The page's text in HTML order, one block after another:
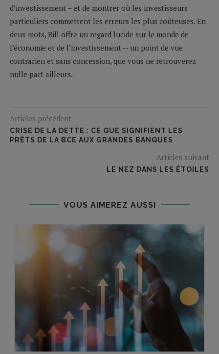
d’investissement – et de montrer où les investisseurs
particuliers commettent les erreurs les plus coûteuses. En
deux mots, Bill offre un regard lucide sur le monde de
l’économie et de l’investissement -- un point de vue
contrarien et sans concession, que vous ne retrouverez
nulle part ailleurs.
Articles précédent
CRISE DE LA DETTE : CE QUE SIGNIFIENT LES
PRÊTS DE LA BCE AUX GRANDES BANQUES
Articles suivant
LE NEZ DANS LES ÉTOILES
VOUS AIMEREZ AUSSI